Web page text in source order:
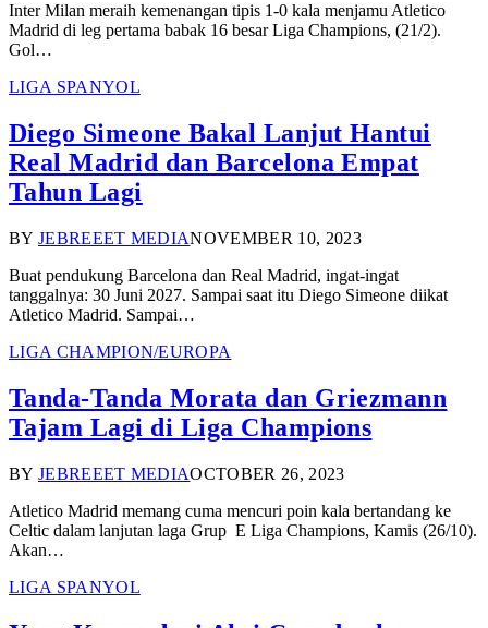
Inter Milan meraih kemenangan tipis 1-0 kala menjamu Atletico
Madrid di leg pertama babak 16 besar Liga Champions, (21/2).
Gol…
LIGA SPANYOL
Diego Simeone Bakal Lanjut Hantui
Real Madrid dan Barcelona Empat
Tahun Lagi
BY JEBREEET MEDIANOVEMBER 10, 2023
Buat pendukung Barcelona dan Real Madrid, ingat-ingat
tanggalnya: 30 Juni 2027. Sampai saat itu Diego Simeone diikat
Atletico Madrid. Sampai…
LIGA CHAMPION/EUROPA
Tanda-Tanda Morata dan Griezmann
Tajam Lagi di Liga Champions
BY JEBREEET MEDIAOCTOBER 26, 2023
Atletico Madrid memang cuma mencuri poin kala bertandang ke
Celtic dalam lanjutan laga Grup E Liga Champions, Kamis (26/10).
Akan…
LIGA SPANYOL